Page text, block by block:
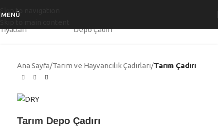
Skip to navigation
MENÜ
Ana Sayfa Tarım ve Hayvancılık Çadırları Tarım Çadırı
Tarım Depo Çadırı